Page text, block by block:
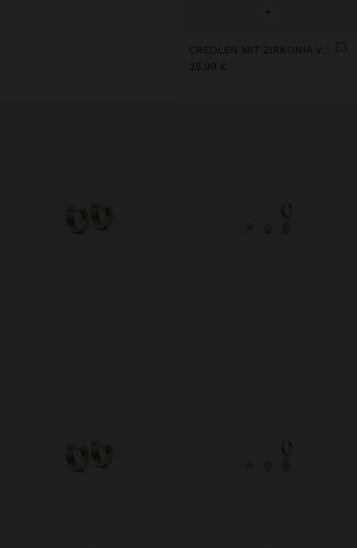
+
CREOLEN MIT ZIRKONIA VERGOLDET MIT 18K - 925ER STERLINGSILBER
35,99 €